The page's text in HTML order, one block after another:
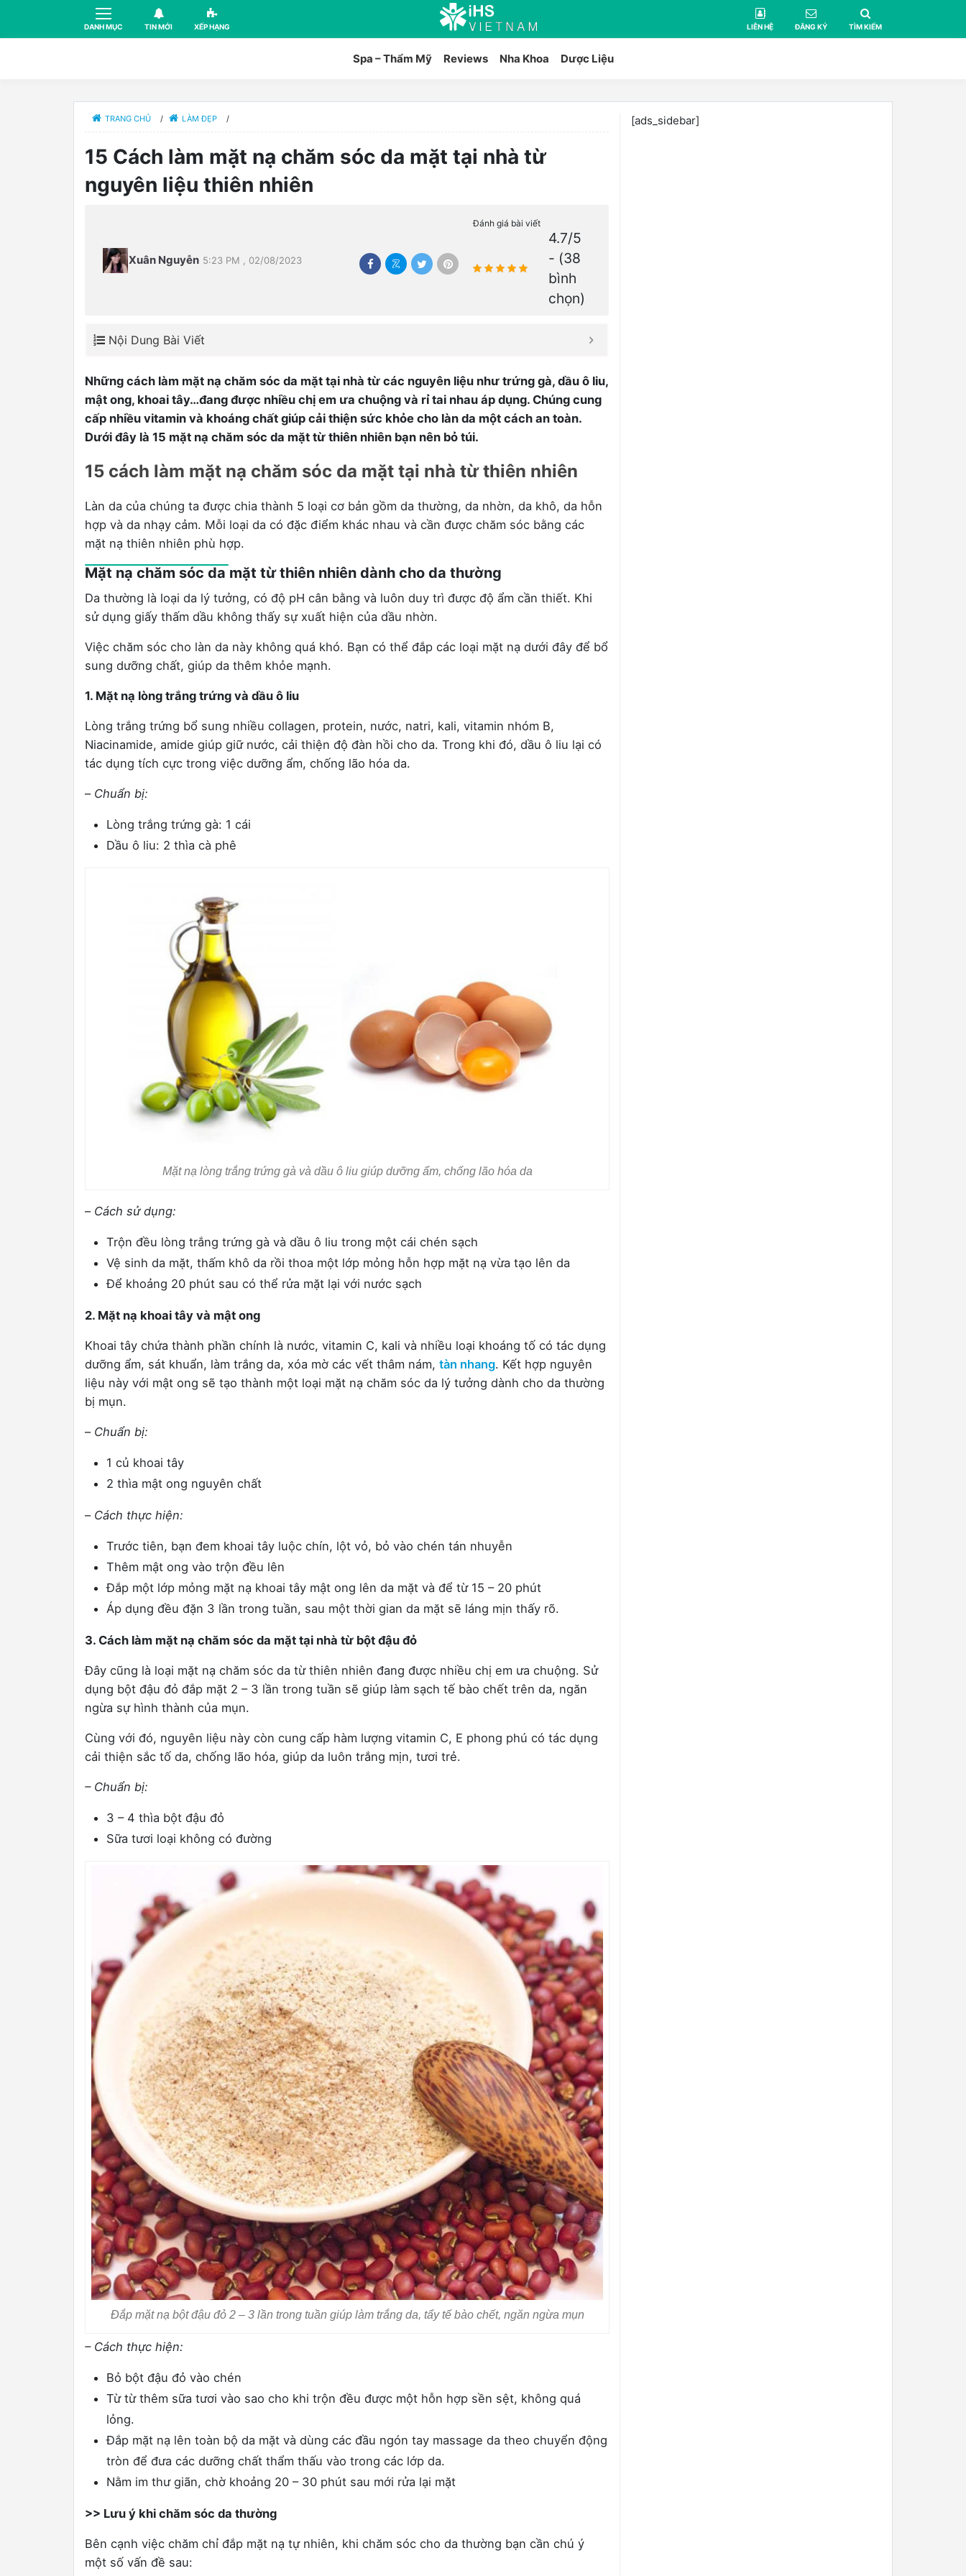
DANH MỤC TIN MỚI XẾP HẠNG LIÊN HỆ ĐĂNG KÝ TÌM KIẾM
Spa – Thẩm Mỹ Reviews Nha Khoa Dược Liệu
TRANG CHỦ / LÀM ĐẸP /
15 Cách làm mặt nạ chăm sóc da mặt tại nhà từ
nguyên liệu thiên nhiên
Xuân Nguyễn 5:23 PM , 02/08/2023
Đánh giá bài viết
4.7/5
- (38
bình
chọn)
Nội Dung Bài Viết
Những cách làm mặt nạ chăm sóc da mặt tại nhà từ các nguyên liệu như trứng gà, dầu ô liu,
mật ong, khoai tây…đang được nhiều chị em ưa chuộng và rỉ tai nhau áp dụng. Chúng cung
cấp nhiều vitamin và khoáng chất giúp cải thiện sức khỏe cho làn da một cách an toàn.
Dưới đây là 15 mặt nạ chăm sóc da mặt từ thiên nhiên bạn nên bỏ túi.
15 cách làm mặt nạ chăm sóc da mặt tại nhà từ thiên nhiên
Làn da của chúng ta được chia thành 5 loại cơ bản gồm da thường, da nhờn, da khô, da hỗn
hợp và da nhạy cảm. Mỗi loại da có đặc điểm khác nhau và cần được chăm sóc bằng các
mặt nạ thiên nhiên phù hợp.
Mặt nạ chăm sóc da mặt từ thiên nhiên dành cho da thường
Da thường là loại da lý tưởng, có độ pH cân bằng và luôn duy trì được độ ẩm cần thiết. Khi
sử dụng giấy thấm dầu không thấy sự xuất hiện của dầu nhờn.
Việc chăm sóc cho làn da này không quá khó. Bạn có thể đắp các loại mặt nạ dưới đây để bổ
sung dưỡng chất, giúp da thêm khỏe mạnh.
1. Mặt nạ lòng trắng trứng và dầu ô liu
Lòng trắng trứng bổ sung nhiều collagen, protein, nước, natri, kali, vitamin nhóm B,
Niacinamide, amide giúp giữ nước, cải thiện độ đàn hồi cho da. Trong khi đó, dầu ô liu lại có
tác dụng tích cực trong việc dưỡng ẩm, chống lão hóa da.
–Chuẩn bị:
Lòng trắng trứng gà: 1 cái
Dầu ô liu: 2 thìa cà phê
Mặt nạ lòng trắng trứng gà và dầu ô liu giúp dưỡng ẩm, chống lão hóa da
–Cách sử dụng:
Trộn đều lòng trắng trứng gà và dầu ô liu trong một cái chén sạch
Vệ sinh da mặt, thấm khô da rồi thoa một lớp mỏng hỗn hợp mặt nạ vừa tạo lên da
Để khoảng 20 phút sau có thể rửa mặt lại với nước sạch
2. Mặt nạ khoai tây và mật ong
Khoai tây chứa thành phần chính là nước, vitamin C, kali và nhiều loại khoáng tố có tác dụng
dưỡng ẩm, sát khuẩn, làm trắng da, xóa mờ các vết thâm nám, tàn nhang. Kết hợp nguyên
liệu này với mật ong sẽ tạo thành một loại mặt nạ chăm sóc da lý tưởng dành cho da thường
bị mụn.
– Chuẩn bị:
1 củ khoai tây
2 thìa mật ong nguyên chất
–Cách thực hiện:
Trước tiên, bạn đem khoai tây luộc chín, lột vỏ, bỏ vào chén tán nhuyễn
Thêm mật ong vào trộn đều lên
Đắp một lớp mỏng mặt nạ khoai tây mật ong lên da mặt và để từ 15 – 20 phút
Áp dụng đều đặn 3 lần trong tuần, sau một thời gian da mặt sẽ láng mịn thấy rõ.
3. Cách làm mặt nạ chăm sóc da mặt tại nhà từ bột đậu đỏ
Đây cũng là loại mặt nạ chăm sóc da từ thiên nhiên đang được nhiều chị em ưa chuộng. Sử
dụng bột đậu đỏ đắp mặt 2 – 3 lần trong tuần sẽ giúp làm sạch tế bào chết trên da, ngăn
ngừa sự hình thành của mụn.
Cùng với đó, nguyên liệu này còn cung cấp hàm lượng vitamin C, E phong phú có tác dụng
cải thiện sắc tố da, chống lão hóa, giúp da luôn trắng mịn, tươi trẻ.
– Chuẩn bị:
3 – 4 thìa bột đậu đỏ
Sữa tươi loại không có đường
Đắp mặt nạ bột đậu đỏ 2 – 3 lần trong tuần giúp làm trắng da, tẩy tế bào chết, ngăn ngừa mụn
– Cách thực hiện:
Bỏ bột đậu đỏ vào chén
Từ từ thêm sữa tươi vào sao cho khi trộn đều được một hỗn hợp sền sệt, không quá
lỏng.
Đắp mặt nạ lên toàn bộ da mặt và dùng các đầu ngón tay massage da theo chuyển động
tròn để đưa các dưỡng chất thẩm thấu vào trong các lớp da.
Nằm im thư giãn, chờ khoảng 20 – 30 phút sau mới rửa lại mặt
>> Lưu ý khi chăm sóc da thường
Bên cạnh việc chăm chỉ đắp mặt nạ tự nhiên, khi chăm sóc cho da thường bạn cần chú ý
một số vấn đề sau:
[ads_sidebar]